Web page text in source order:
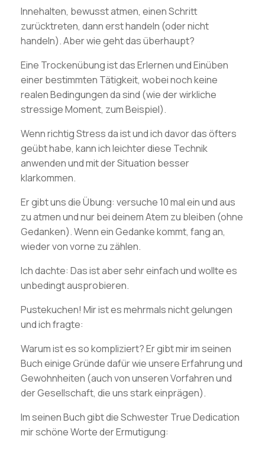
Innehalten, bewusst atmen, einen Schritt
zurücktreten, dann erst handeln (oder nicht
handeln). Aber wie geht das überhaupt?
Eine Trockenübung ist das Erlernen und Einüben
einer bestimmten Tätigkeit, wobei noch keine
realen Bedingungen da sind (wie der wirkliche
stressige Moment, zum Beispiel).
Wenn richtig Stress da ist und ich davor das öfters
geübt habe, kann ich leichter diese Technik
anwenden und mit der Situation besser
klarkommen.
Er gibt uns die Übung: versuche 10 mal ein und aus
zu atmen und nur bei deinem Atem zu bleiben (ohne
Gedanken). Wenn ein Gedanke kommt, fang an,
wieder von vorne zu zählen.
Ich dachte: Das ist aber sehr einfach und wollte es
unbedingt ausprobieren.
Pustekuchen! Mir ist es mehrmals nicht gelungen
und ich fragte:
Warum ist es so kompliziert? Er gibt mir im seinen
Buch einige Gründe dafür wie unsere Erfahrung und
Gewohnheiten (auch von unseren Vorfahren und
der Gesellschaft, die uns stark einprägen).
Im seinen Buch gibt die Schwester True Dedication
mir schöne Worte der Ermutigung: